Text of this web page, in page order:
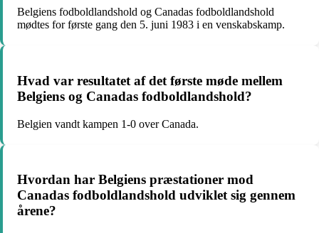
Belgiens fodboldlandshold og Canadas fodboldlandshold
mødtes for første gang den 5. juni 1983 i en venskabskamp.
Hvad var resultatet af det første møde mellem
Belgiens og Canadas fodboldlandshold?
Belgien vandt kampen 1-0 over Canada.
Hvordan har Belgiens præstationer mod
Canadas fodboldlandshold udviklet sig gennem
årene?